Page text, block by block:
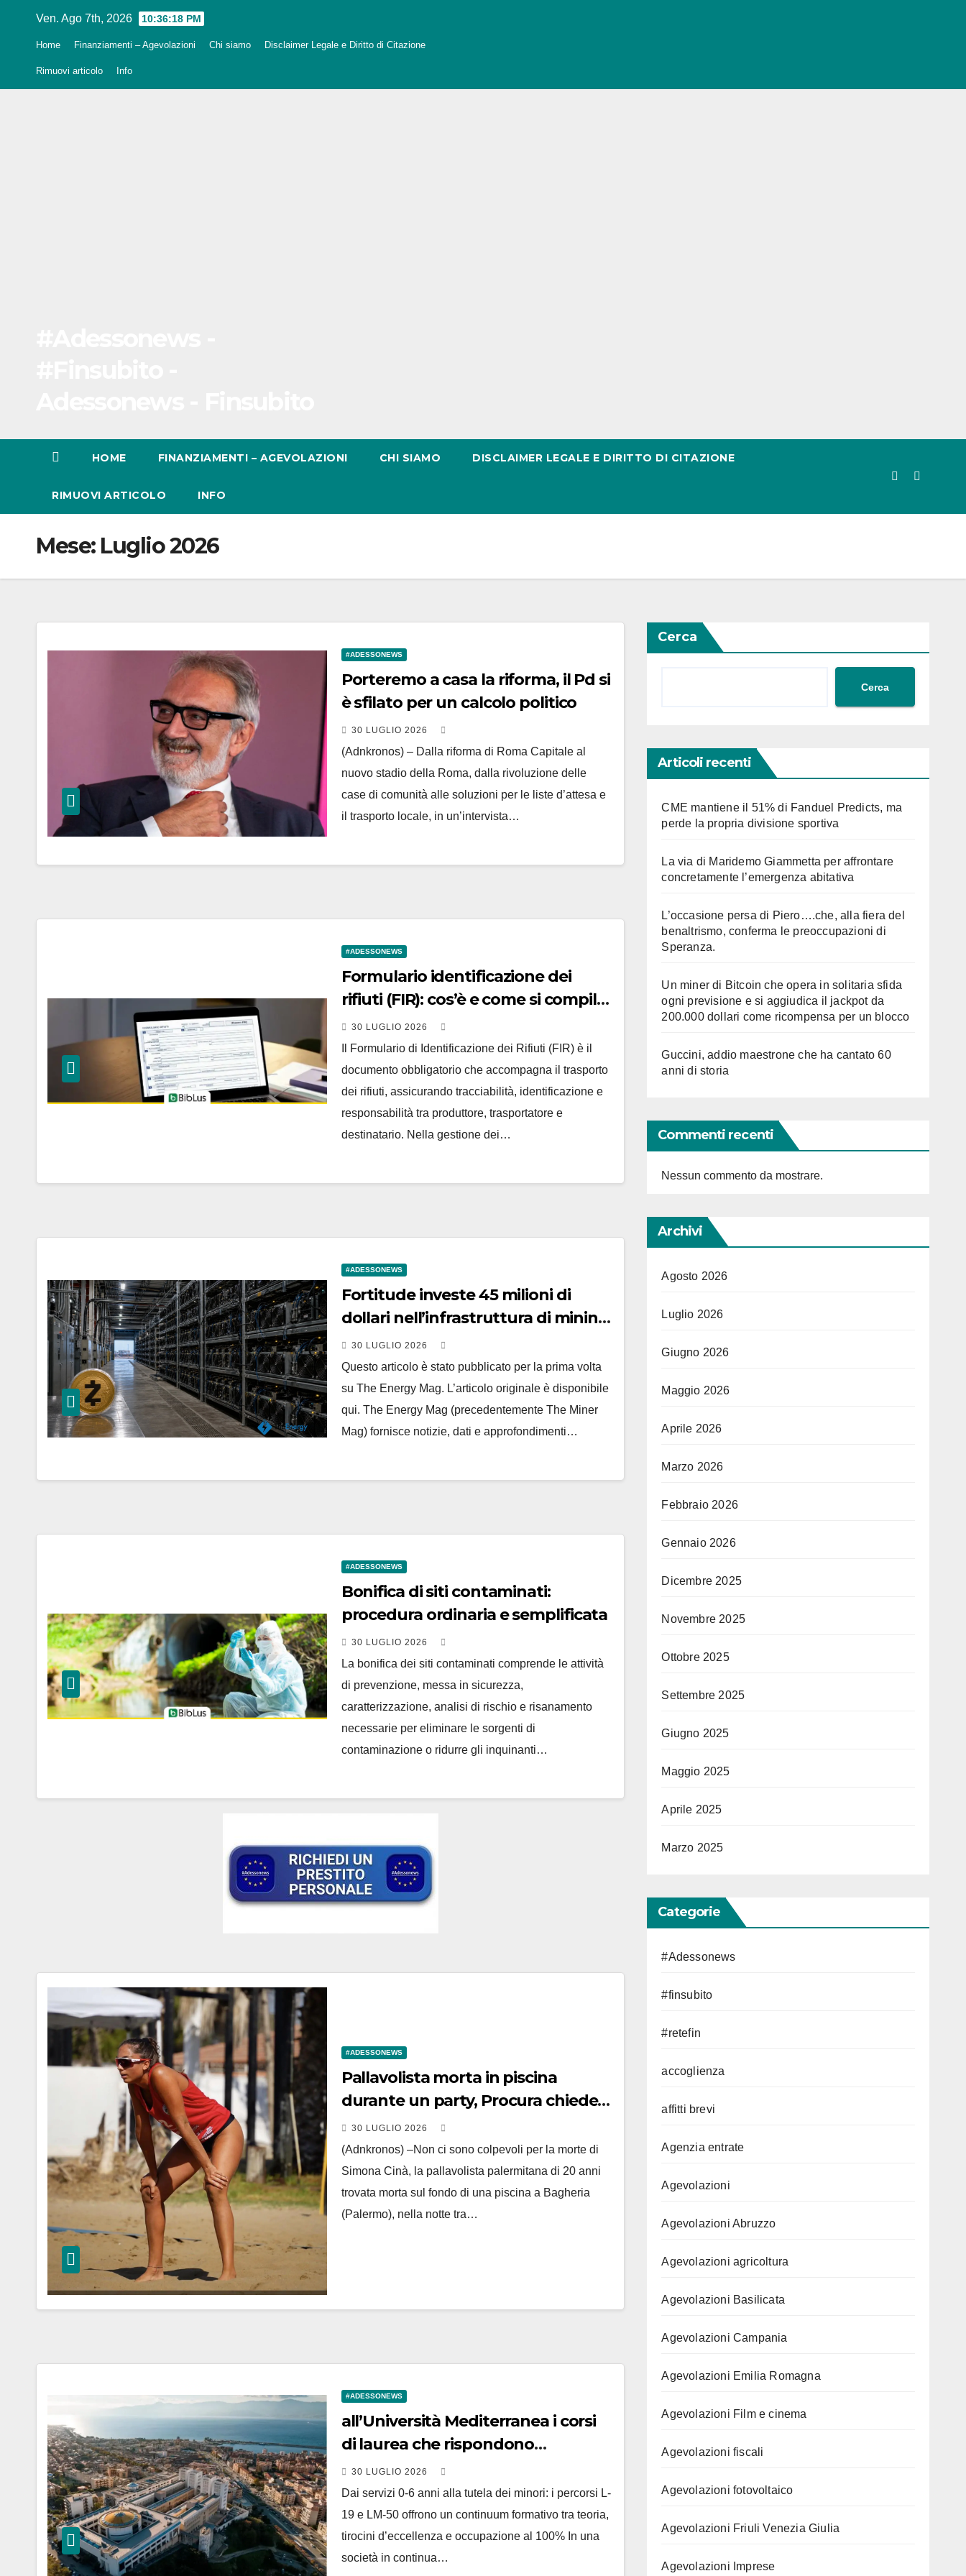
Ven. Ago 7th, 2026 10:36:19 PM
Home Finanziamenti – Agevolazioni Chi siamo Disclaimer Legale e Diritto di Citazione
Rimuovi articolo Info
HOME FINANZIAMENTI – AGEVOLAZIONI CHI SIAMO DISCLAIMER LEGALE E DIRITTO DI CITAZIONE
RIMUOVI ARTICOLO INFO
Mese: Luglio 2026
#ADESSONEWS
Porteremo a casa la riforma, il Pd si
è sfilato per un calcolo politico
30 LUGLIO 2026
(Adnkronos) – Dalla riforma di Roma Capitale al
nuovo stadio della Roma, dalla rivoluzione delle
case di comunità alle soluzioni per le liste d’attesa e
il trasporto locale, in un’intervista…
#ADESSONEWS
Formulario identificazione dei
rifiuti (FIR): cos’è e come si compila
per i rifiuti edili
30 LUGLIO 2026
Il Formulario di Identificazione dei Rifiuti (FIR) è il
documento obbligatorio che accompagna il trasporto
dei rifiuti, assicurando tracciabilità, identificazione e
responsabilità tra produttore, trasportatore e
destinatario. Nella gestione dei…
#ADESSONEWS
Fortitude investe 45 milioni di
dollari nell’infrastruttura di mining
di Zcash per promuovere
l’integrazione verticale
30 LUGLIO 2026
Questo articolo è stato pubblicato per la prima volta
su The Energy Mag. L’articolo originale è disponibile
qui. The Energy Mag (precedentemente The Miner
Mag) fornisce notizie, dati e approfondimenti…
#ADESSONEWS
Bonifica di siti contaminati:
procedura ordinaria e semplificata
30 LUGLIO 2026
La bonifica dei siti contaminati comprende le attività
di prevenzione, messa in sicurezza,
caratterizzazione, analisi di rischio e risanamento
necessarie per eliminare le sorgenti di
contaminazione o ridurre gli inquinanti…
#ADESSONEWS
Pallavolista morta in piscina
durante un party, Procura chiede
archiviazione
30 LUGLIO 2026
(Adnkronos) –Non ci sono colpevoli per la morte di
Simona Cinà, la pallavolista palermitana di 20 anni
trovata morta sul fondo di una piscina a Bagheria
(Palermo), nella notte tra…
#ADESSONEWS
all’Università Mediterranea i corsi
di laurea che rispondono
all’emergenza educativa
30 LUGLIO 2026
Dai servizi 0-6 anni alla tutela dei minori: i percorsi L-
19 e LM-50 offrono un continuum formativo tra teoria,
tirocini d’eccellenza e occupazione al 100% In una
società in continua…
Cerca
Cerca
Articoli recenti
CME mantiene il 51% di Fanduel Predicts, ma
perde la propria divisione sportiva
La via di Maridemo Giammetta per affrontare
concretamente l’emergenza abitativa
L’occasione persa di Piero….che, alla fiera del
benaltrismo, conferma le preoccupazioni di
Speranza.
Un miner di Bitcoin che opera in solitaria sfida
ogni previsione e si aggiudica il jackpot da
200.000 dollari come ricompensa per un blocco
Guccini, addio maestrone che ha cantato 60
anni di storia
Commenti recenti
Nessun commento da mostrare.
Archivi
Agosto 2026
Luglio 2026
Giugno 2026
Maggio 2026
Aprile 2026
Marzo 2026
Febbraio 2026
Gennaio 2026
Dicembre 2025
Novembre 2025
Ottobre 2025
Settembre 2025
Giugno 2025
Maggio 2025
Aprile 2025
Marzo 2025
Categorie
#Adessonews
#finsubito
#retefin
accoglienza
affitti brevi
Agenzia entrate
Agevolazioni
Agevolazioni Abruzzo
Agevolazioni agricoltura
Agevolazioni Basilicata
Agevolazioni Campania
Agevolazioni Emilia Romagna
Agevolazioni Film e cinema
Agevolazioni fiscali
Agevolazioni fotovoltaico
Agevolazioni Friuli Venezia Giulia
Agevolazioni Imprese